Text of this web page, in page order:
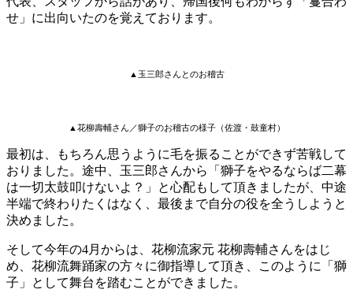
せ」に出向いたのを覚えております。
▲玉三郎さんとのお稽古
▲花柳壽輔さん／獅子のお稽古の様子（佐渡・鼓童村）
最初は、もちろん思うように毛を振ることができず苦戦して
おりました。途中、玉三郎さんから「獅子をやるならば二幕
は一切太鼓叩けないよ？」と心配もして頂きましたが、中途
半端で終わりたくはなく、最後まで自分の役を全うしようと
決めました。
そして今年の4月からは、花柳流家元 花柳壽輔さんをはじ
め、花柳流舞踊家の方々に御指導して頂き、このように「獅
子」として舞台を踏むことができました。